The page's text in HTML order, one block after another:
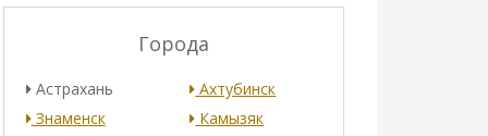
Города
Астрахань
Ахтубинск
Знаменск
Камызяк